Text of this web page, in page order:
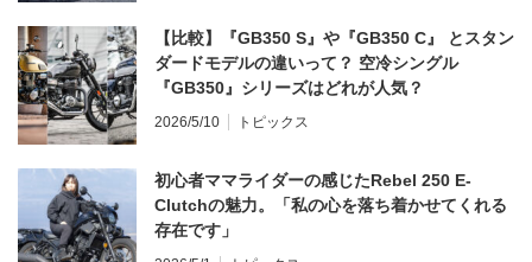
【比較】『GB350 S』や『GB350 C』 とスタン
ダードモデルの違いって？ 空冷シングル
『GB350』シリーズはどれが人気？
2026/5/10 トピックス
初心者ママライダーの感じたRebel 250 E-
Clutchの魅力。「私の心を落ち着かせてくれる
存在です」